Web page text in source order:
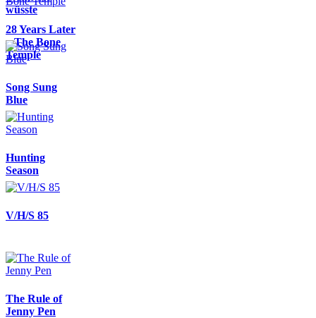
wüsste
28 Years Later
– The Bone
Temple
Song Sung
Blue
Hunting
Season
V/H/S 85
The Rule of
Jenny Pen